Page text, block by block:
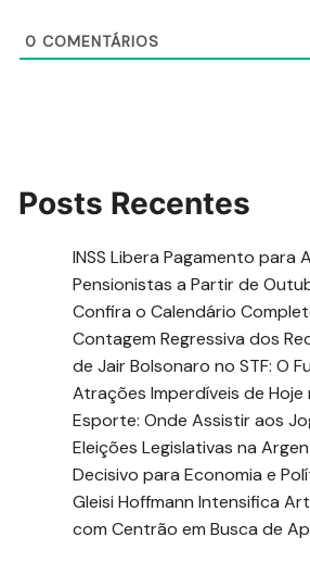
0 COMENTÁRIOS
Posts Recentes
INSS Libera Pagamento para
Pensionistas a Partir de
Confira o Calendário
Contagem Regressiva dos
de Jair Bolsonaro no STF: O
Atrações Imperdíveis de
Esporte: Onde Assistir aos
Eleições Legislativas na
Decisivo para Economia e
Gleisi Hoffmann Intensifica
com Centrão em Busca de